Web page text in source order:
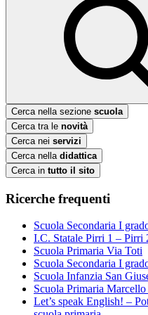
Cerca nella sezione scuola
Cerca tra le novità
Cerca nei servizi
Cerca nella didattica
Cerca in tutto il sito
Ricerche frequenti
Scuola Secondaria I
I.C. Statale Pirri 1 – Pirri
Scuola Primaria Via Toti
Scuola Secondaria I
Scuola Infanzia San
Scuola Primaria Marcello
Let’s speak English! –